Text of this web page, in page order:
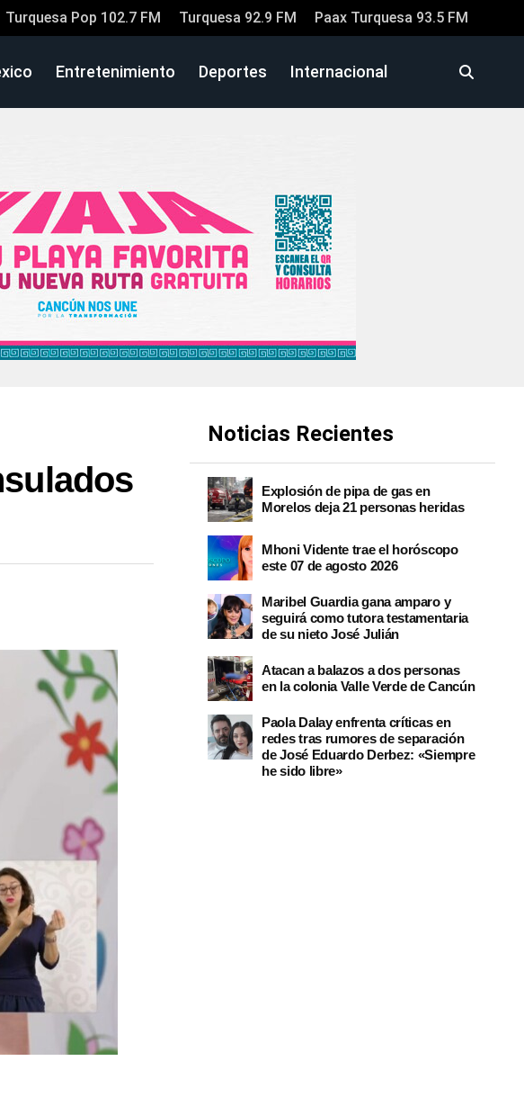
Turquesa Pop 102.7 FM Turquesa 92.9 FM Paax Turquesa 93.5 FM
Entretenimiento Deportes Internacional
Noticias Recientes
Explosión de pipa de gas en
Morelos deja 21 personas heridas
Mhoni Vidente trae el horóscopo
este 07 de agosto 2026
Maribel Guardia gana amparo y
seguirá como tutora testamentaria
de su nieto José Julián
Atacan a balazos a dos personas
en la colonia Valle Verde de Cancún
Paola Dalay enfrenta críticas en
redes tras rumores de separación
de José Eduardo Derbez: «Siempre
he sido libre»